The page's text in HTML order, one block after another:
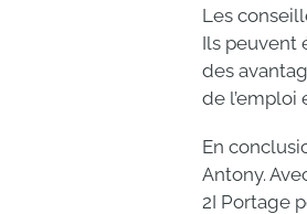
Les
Ils peuvent
des
de l’emploi
En
Antony.
2I Portage